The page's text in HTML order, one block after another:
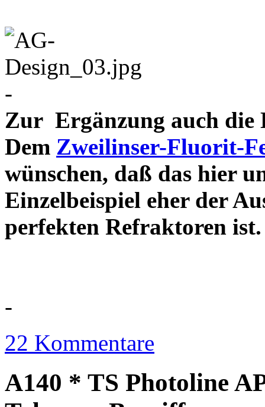
-
Zur Ergänzung auch die
Dem Zweilinser-Fluorit-
wünschen, daß das hier
Einzelbeispiel eher der
perfekten
-
22 Kommentare
A140 * TS Photoline